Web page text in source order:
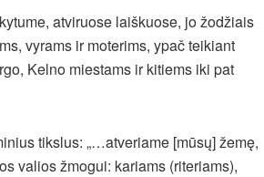
atviruose laiškuose, jo žodžiais
vyrams ir moterims, ypač teikiant
Kelno miestams ir kitiems iki pat
tikslus: „…atveriame [mūsų] žemę,
valios žmogui: kariams (riteriams),